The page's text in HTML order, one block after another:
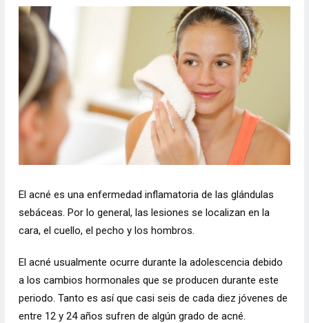
El acné es una enfermedad inflamatoria de las glándulas
sebáceas. Por lo general, las lesiones se localizan en la
cara, el cuello, el pecho y los hombros.
El acné usualmente ocurre durante la adolescencia debido
a los cambios hormonales que se producen durante este
periodo. Tanto es así que casi seis de cada diez jóvenes de
entre 12 y 24 años sufren de algún grado de acné.